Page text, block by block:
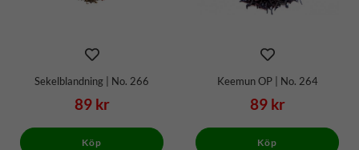
Sekelblandning | No. 266
89 kr
Köp
Keemun OP | No. 264
89 kr
Köp